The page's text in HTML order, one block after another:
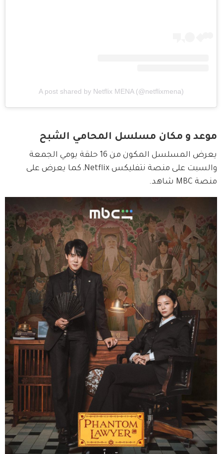
A post shared by Netflix MENA (@netflixmena)
موعد و مكان مسلسل المحامي الشبح
يعرض المسلسل المكون من 16 حلقة يومي الجمعة
والسبت على منصة نتفليكس Netflixـ كما يعرض على
منصة MBC شاهد.